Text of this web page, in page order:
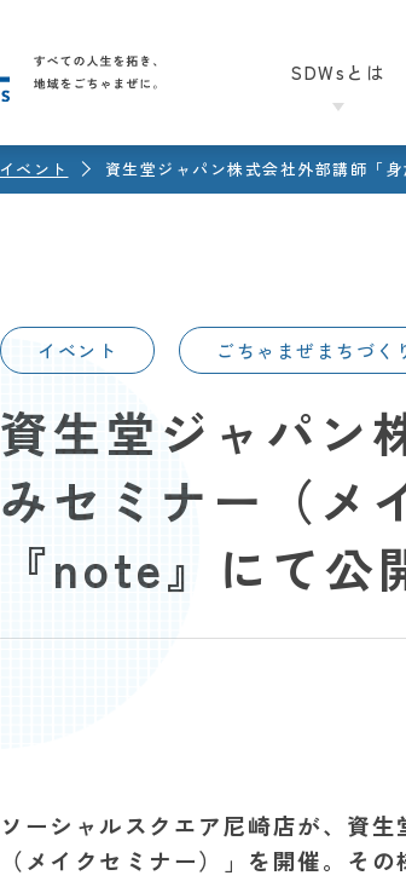
SDWsとは
SDWs※とは
SDWsとはへ
TEAM
チーム
チームへ
RECRUIT
採用情報
採用情報へ
SOCIALSQUARE
拠点一覧
拠点一覧へ
REPORT
活動レポート
活動レポートへ
イベント 資生堂ジャパン株式会社外部講師「
イベント ごちゃまぜまちづく
資生堂ジャパン
みセミナー（メ
『note』にて公
ソーシャルスクエア尼崎店が、資
（メイクセミナー）」を開催。そ